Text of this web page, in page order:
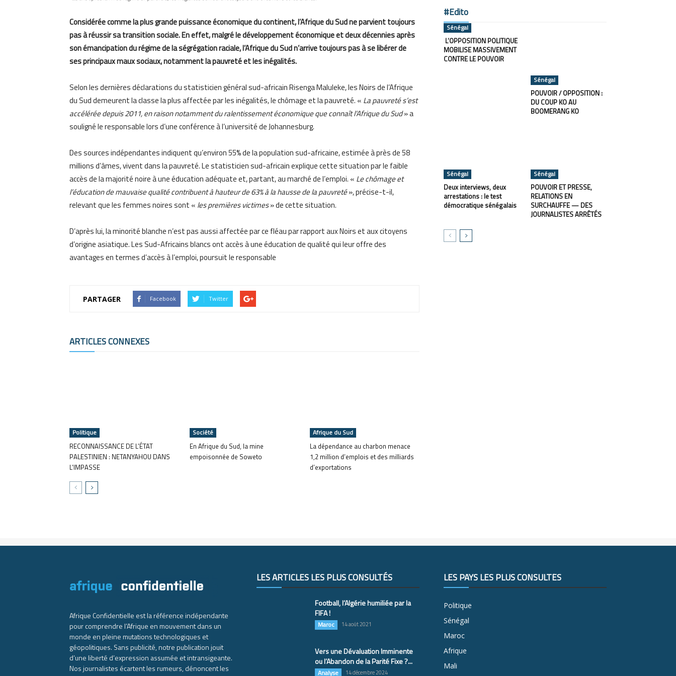
Considérée comme la plus grande puissance économique du continent, l’Afrique du Sud ne parvient toujours
pas à réussir sa transition sociale. En effet, malgré le développement économique et deux décennies après
son émancipation du régime de la ségrégation raciale, l’Afrique du Sud n’arrive toujours pas à se libérer de
ses principaux maux sociaux, notamment la pauvreté et les inégalités.
Selon les dernières déclarations du statisticien général sud-africain Risenga Maluleke, les Noirs de l’Afrique
du Sud demeurent la classe la plus affectée par les inégalités, le chômage et la pauvreté. « La pauvreté s’est
accélérée depuis 2011, en raison notamment du ralentissement économique que connaît l’Afrique du Sud» a
souligné le responsable lors d’une conférence à l’université de Johannesburg.
Des sources indépendantes indiquent qu’environ 55% de la population sud-africaine, estimée à près de 58
millions d’âmes, vivent dans la pauvreté. Le statisticien sud-africain explique cette situation par le faible
accès de la majorité noire à une éducation adéquate et, partant, au marché de l’emploi. « Le chômage et
l’éducation de mauvaise qualité contribuent à hauteur de 63% à la hausse de la pauvreté», précise-t-il,
relevant que les femmes noires sont « les premières victimes» de cette situation.
D’après lui, la minorité blanche n’est pas aussi affectée par ce fléau par rapport aux Noirs et aux citoyens
d’origine asiatique. Les Sud-Africains blancs ont accès à une éducation de qualité qui leur offre des
avantages en termes d’accès à l’emploi, poursuit le responsable
PARTAGER Facebook Twitter
ARTICLES CONNEXES
Politique
RECONNAISSANCE DE L’ÉTAT
PALESTINIEN : NETANYAHOU DANS
L’IMPASSE
Société
En Afrique du Sud, la mine
empoisonnée de Soweto
Afrique du Sud
La dépendance au charbon menace
1,2 million d’emplois et des milliards
d’exportations
#Edito
Sénégal
L’OPPOSITION POLITIQUE
MOBILISE MASSIVEMENT
CONTRE LE POUVOIR
Sénégal
POUVOIR / OPPOSITION :
DU COUP KO AU
BOOMERANG KO
Sénégal
Deux interviews, deux
arrestations : le test
démocratique sénégalais
Sénégal
POUVOIR ET PRESSE,
RELATIONS EN
SURCHAUFFE — DES
JOURNALISTES ARRÊTÉS
Afrique Confidentielle est la référence indépendante
pour comprendre l’Afrique en mouvement dans un
monde en pleine mutations technologiques et
géopolitiques. Sans publicité, notre publication jouit
d’une liberté d’expression assumée et intransigeante.
Nos journalistes écartent les rumeurs, dénoncent les
LES ARTICLES LES PLUS CONSULTÉS
Football, l’Algérie humiliée par la
FIFA !
Maroc 14 août 2021
Vers une Dévaluation Imminente
ou l’Abandon de la Parité Fixe ?...
Analyse 14 décembre 2024
LES PAYS LES PLUS CONSULTÉS
Politique
Sénégal
Maroc
Afrique
Mali